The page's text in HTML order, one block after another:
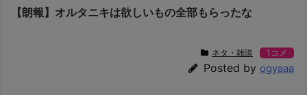
【朗報】オルタニキは欲しいもの全部もらったな
ネタ・雑談 1コメ
Posted by ogyaaa